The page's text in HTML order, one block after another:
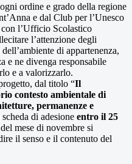
ordine e grado della regione
e dal Club per l’Unesco
l’Ufficio Scolastico
l’attenzione degli
di appartenenza,
e ne divenga responsabile
e a valorizzarlo.
dal titolo “Il
contesto ambientale di
permanenze e
di adesione entro il 25
mese di novembre si
il senso e il contenuto del